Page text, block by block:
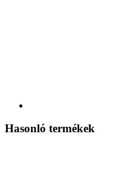
Hasonló termékek